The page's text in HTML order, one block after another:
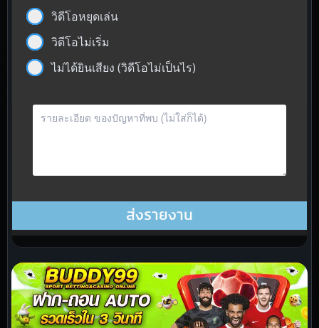
วิดีโอหยุดเล่น
วิดีโอไม่เริ่ม
ไม่ได้ยินเสียง (วิดีโอไม่เป็นไร)